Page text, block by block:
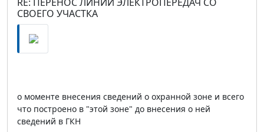
СВОЕГО УЧАСТКА
о моменте внесения сведений о охранной зоне и всего
что построено в "этой зоне" до внесения о ней
сведений в ГКН